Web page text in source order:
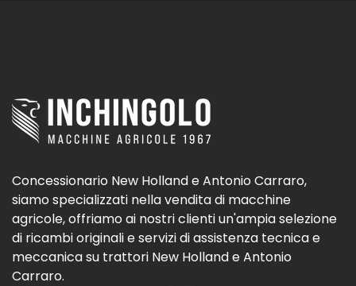
Concessionario New Holland e Antonio Carraro,
siamo specializzati nella vendita di macchine
agricole, offriamo ai nostri clienti un'ampia selezione
di ricambi originali e servizi di assistenza tecnica e
meccanica su trattori New Holland e Antonio
Carraro.